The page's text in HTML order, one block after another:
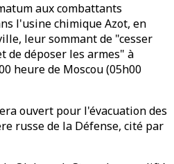
aux combattants
l'usine chimique Azot, en
leur sommant de "cesser
de déposer les armes" à
heure de Moscou (05h00
ouvert pour l'évacuation des
russe de la Défense, cité par